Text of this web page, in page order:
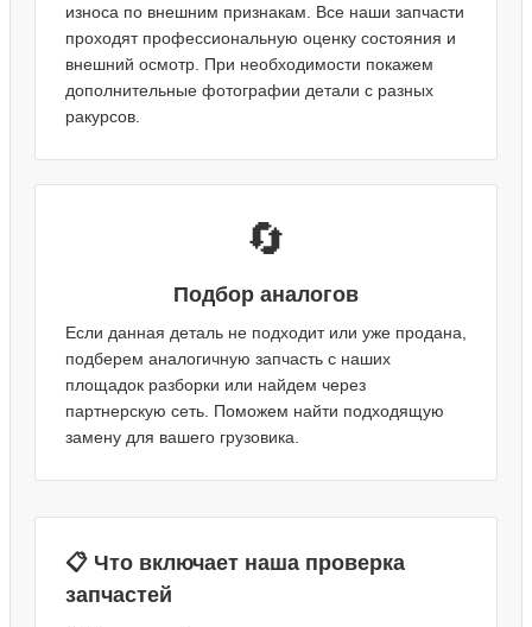
износа по внешним признакам. Все наши запчасти
проходят профессиональную оценку состояния и
внешний осмотр. При необходимости покажем
дополнительные фотографии детали с разных
ракурсов.
🔄
Подбор аналогов
Если данная деталь не подходит или уже продана,
подберем аналогичную запчасть с наших
площадок разборки или найдем через
партнерскую сеть. Поможем найти подходящую
замену для вашего грузовика.
📋 Что включает наша проверка
запчастей